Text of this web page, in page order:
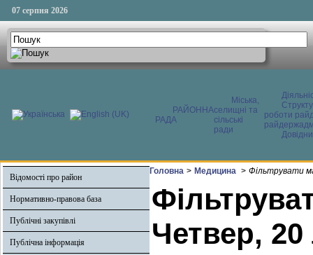
07 серпня 2026
РАЙОННА
РАДА
Міська,
селищні та
сільські
ради
роботи
Відомості про район
Нормативно-правова база
Публічні закупівлі
Публічна інформація
Головна > Медицина > Фільтрувати
Четвер,